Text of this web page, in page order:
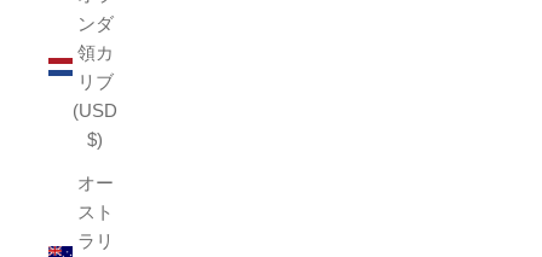
ンダ
領カ
リブ
(USD
$)
オー
スト
ラリ